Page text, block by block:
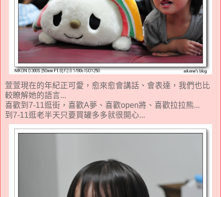
萱萱現在的年紀正可愛，愈來愈會講話、會表達，我們也比
較瞭解她的語言...
喜歡到7-11逛街，喜歡A夢、喜歡open將、喜歡拉拉熊...
到7-11逛老半天只要買罐多多就很開心...